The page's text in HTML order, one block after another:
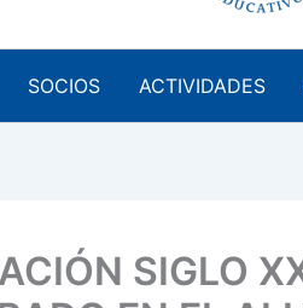
SOCIOS ACTIVIDADES
SIGLO